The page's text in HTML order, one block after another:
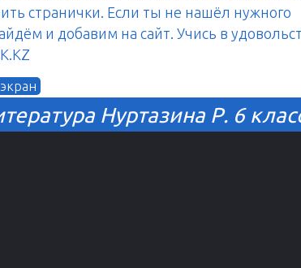
странички. Если ты не нашёл нужного
и добавим на сайт. Учись в
Нуртазина Р. 6